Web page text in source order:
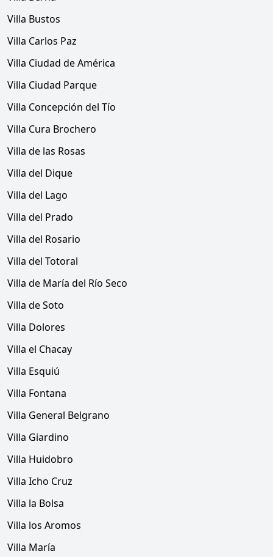
Villa Bustos
Villa Carlos Paz
Villa Ciudad de América
Villa Ciudad Parque
Villa Concepción del Tío
Villa Cura Brochero
Villa de las Rosas
Villa del Dique
Villa del Lago
Villa del Prado
Villa del Rosario
Villa del Totoral
Villa de María del Río Seco
Villa de Soto
Villa Dolores
Villa el Chacay
Villa Esquiú
Villa Fontana
Villa General Belgrano
Villa Giardino
Villa Huidobro
Villa Icho Cruz
Villa la Bolsa
Villa los Aromos
Villa María